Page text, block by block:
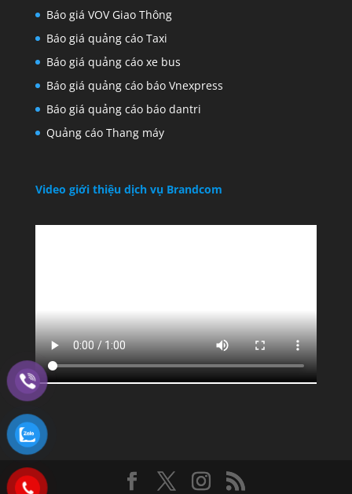
Báo giá VOV Giao Thông
Báo giá quảng cáo Taxi
Báo giá quảng cáo xe bus
Báo giá quảng cáo báo Vnexpress
Báo giá quảng cáo báo dantri
Quảng cáo Thang máy
Video giới thiệu dịch vụ Brandcom